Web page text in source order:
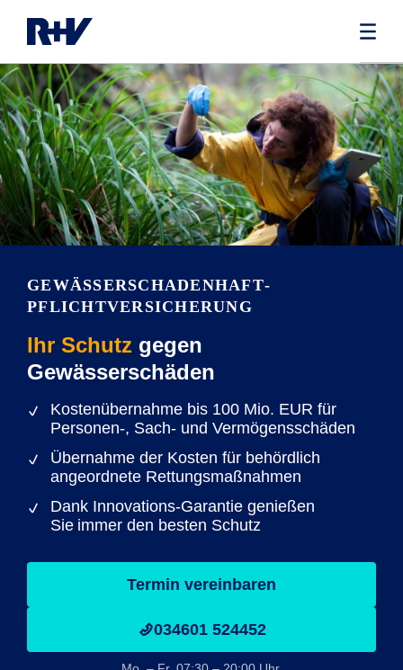
GEWÄSSER­SCHADENHAFT­
PFLICHTVERSICHERUNG
Ihr Schutz gegen
Gewässerschäden
Kostenübernahme bis 100 Mio. EUR für
Personen-, Sach- und Vermögensschäden
Übernahme der Kosten für behördlich
angeordnete Rettungsmaßnahmen
Dank Innovations-Garantie genießen
Sie immer den besten Schutz
Termin vereinbaren
034601 524452